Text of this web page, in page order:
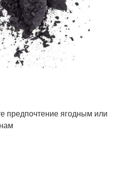
предпочтение ягодным или